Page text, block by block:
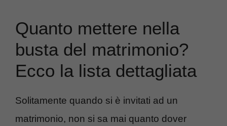
Quanto mettere nella
busta del matrimonio?
Ecco la lista dettagliata
Solitamente quando si è invitati ad un
matrimonio, non si sa mai quanto dover